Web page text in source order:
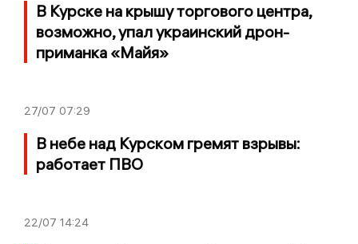
В Курске на крышу торгового центра,
возможно, упал украинский дрон-
приманка «Майя»
27/07 07:29
В небе над Курском гремят взрывы:
работает ПВО
22/07 14:24